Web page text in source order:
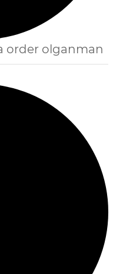
order olganman